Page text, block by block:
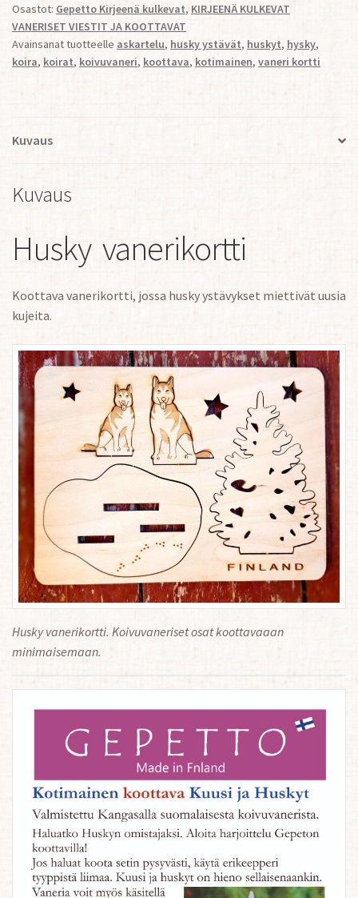
Osastot: Gepetto Kirjeenä kulkevat, KIRJEENÄ KULKEVAT
VANERISET VIESTIT JA KOOTTAVAT
Avainsanat tuotteelle askartelu, husky ystävät, huskyt, hysky,
koira, koirat, koivuvaneri, koottava, kotimainen, vaneri kortti
Kuvaus
Kuvaus
Husky vanerikortti
Koottava vanerikortti, jossa husky ystävykset miettivät uusia
kujeita.
Husky vanerikortti. Koivuvaneriset osat koottavaaan
minimaisemaan.